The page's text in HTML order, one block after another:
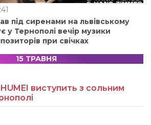
під сиренами на львівському
у Тернополі вечір музики
при свічках
15 ТРАВНЯ
виступить з сольним